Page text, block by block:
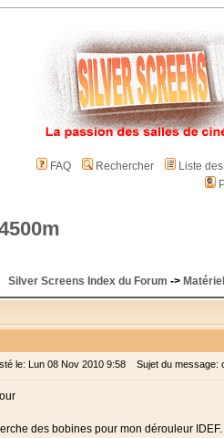
FAQ Rechercher
Liste
Silver Screens Index du Forum -> Matériel
le: Lun 08 Nov 2010 9:58 Sujet du message:
des bobines pour mon dérouleur IDEF.